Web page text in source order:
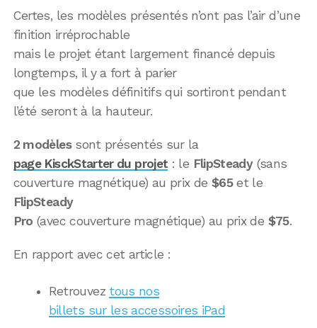
Certes, les modèles présentés n’ont pas l’air d’une
finition irréprochable
mais le projet étant largement financé depuis
longtemps, il y a fort à parier
que les modèles définitifs qui sortiront pendant
l’été seront à la hauteur.
2 modèlessont présentés sur la
page KisckStarter du projet : le FlipSteady(sans
couverture magnétique) au prix de $65et le
FlipSteady
Pro (avec couverture magnétique) au prix de $75.
En rapport avec cet article :
Retrouvez tous nos
billets sur les accessoires iPad